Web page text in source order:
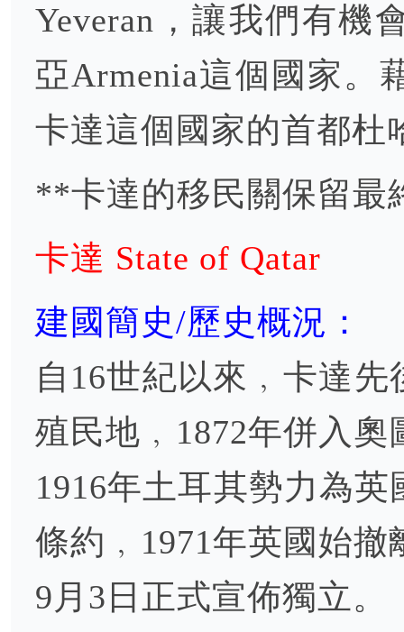
Yeveran，讓我們有機
亞Armenia這個國家。
卡達這個國家的首都杜
**卡達的移民關保留最
卡達 State of Qatar
建國簡史/歷史概況：
自16世紀以來﹐卡達
殖民地﹐1872年併入
1916年土耳其勢力為
條約﹐1971年英國始
9月3日正式宣佈獨立。